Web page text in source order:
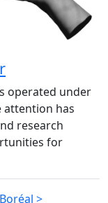
operated under
has
research
for
>